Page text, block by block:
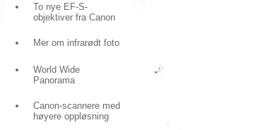
To nye EF-S-
objektiver fra Canon
Mer om infrarødt foto
World Wide
Panorama
Canon-scannere med
høyere oppløsning